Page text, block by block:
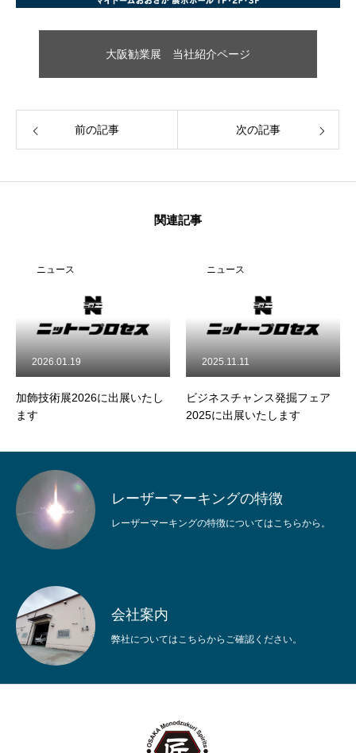
レーザーマーキング
会社案内
大阪勧業展 当社紹介ページ
前の記事 次の記事
関連記事
ニュース
加飾技術展2026に出展いたし
ます
2026.01.19
ニュース
ビジネスチャンス発掘フェア
2025に出展いたします
2025.11.11
レーザーマーキングの特徴
レーザーマーキングの特徴についてはこちらから。
会社案内
弊社についてはこちらからご確認ください。